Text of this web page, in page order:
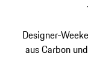
Designer-
aus Carbon